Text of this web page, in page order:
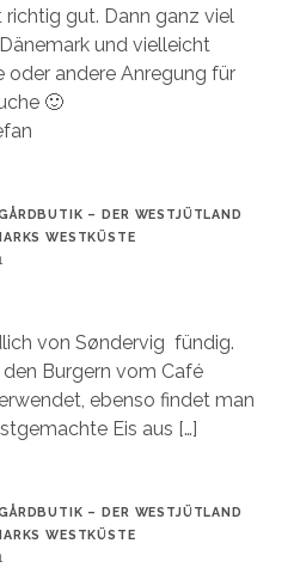
gut. Dann ganz viel
und vielleicht
oder andere Anregung für
🙂
– DER WESTJÜTLAND
WESTKÜSTE
von Søndervig fündig.
Burgern vom Café
ebenso findet man
Eis aus […]
– DER WESTJÜTLAND
WESTKÜSTE